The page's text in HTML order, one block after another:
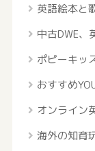
英語絵本と
中古DWE、
ポピーキッ
おすすめ
オンライン
海外の知育